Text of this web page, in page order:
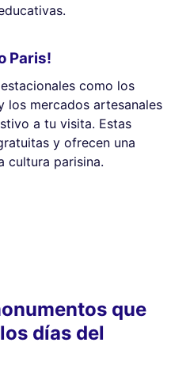
Paris!
como los
los mercados artesanales
a tu visita. Estas
y ofrecen una
cultura parisina.
que
días del